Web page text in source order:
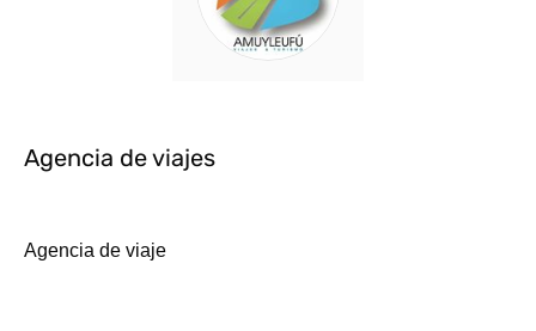
Agencia de viajes
Agencia de viaje